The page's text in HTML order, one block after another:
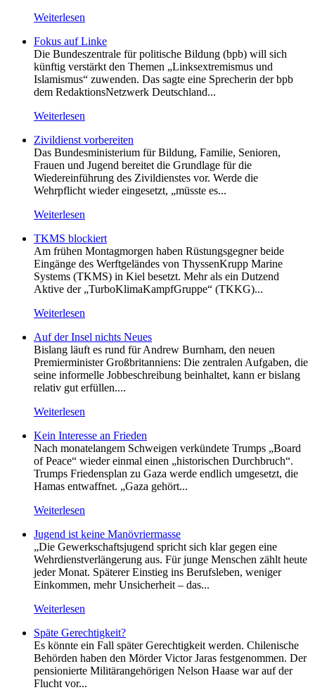
Weiterlesen
Fokus auf Linke
Die Bundeszentrale für politische Bildung (bpb) will sich
künftig verstärkt den Themen „Linksextremismus und
Islamismus“ zuwenden. Das sagte eine Sprecherin der bpb
dem RedaktionsNetzwerk Deutschland...
Weiterlesen
Zivildienst vorbereiten
Das Bundesministerium für Bildung, Familie, Senioren,
Frauen und Jugend bereitet die Grundlage für die
Wiedereinführung des Zivildienstes vor. Werde die
Wehrpflicht wieder eingesetzt, „müsste es...
Weiterlesen
TKMS blockiert
Am frühen Montagmorgen haben Rüstungsgegner beide
Eingänge des Werftgeländes von ThyssenKrupp Marine
Systems (TKMS) in Kiel besetzt. Mehr als ein Dutzend
Aktive der „TurboKlimaKampfGruppe“ (TKKG)...
Weiterlesen
Auf der Insel nichts Neues
Bislang läuft es rund für Andrew Burnham, den neuen
Premierminister Großbritanniens: Die zentralen Aufgaben, die
seine informelle Jobbeschreibung beinhaltet, kann er bislang
relativ gut erfüllen....
Weiterlesen
Kein Inte­resse an Frieden
Nach monatelangem Schweigen verkündete Trumps „Board
of Peace“ wieder einmal einen „historischen Durchbruch“.
Trumps Friedensplan zu Gaza werde endlich umgesetzt, die
Hamas entwaffnet. „Gaza gehört...
Weiterlesen
Jugend ist keine Manövriermasse
„Die Gewerkschaftsjugend spricht sich klar gegen eine
Wehrdienstverlängerung aus. Für junge Menschen zählt heute
jeder Monat. Späterer Einstieg ins Berufsleben, weniger
Einkommen, mehr Unsicherheit – das...
Weiterlesen
Späte Gerechtigkeit?
Es könnte ein Fall später Gerechtigkeit werden. Chilenische
Behörden haben den Mörder Victor Jaras festgenommen. Der
pensionierte Militärangehörigen Nelson Haase war auf der
Flucht vor...